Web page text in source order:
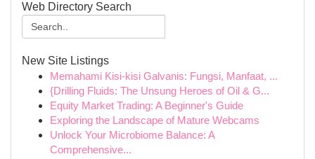
Web Directory Search
New Site Listings
Memahami Kisi-kisi Galvanis: Fungsi, Manfaat, ...
{Drilling Fluids: The Unsung Heroes of Oil & G...
Equity Market Trading: A Beginner's Guide
Exploring the Landscape of Mature Webcams
Unlock Your Microbiome Balance: A
Comprehensive...